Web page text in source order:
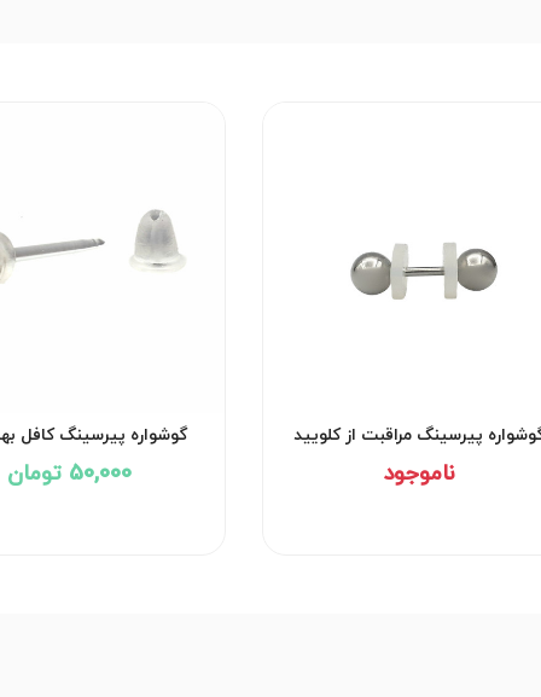
پیرسینگ مراقبت از کلویید
ناموجود
گوشواره پیرسینگ کافل
کد۲۹۵۰
50,000 تومان